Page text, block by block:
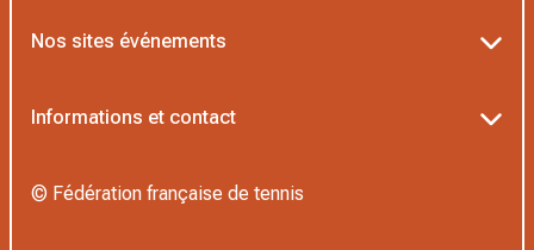
L’Institut Formation Tennis
Nos sites événements
Informations et contact
© Fédération française de tennis